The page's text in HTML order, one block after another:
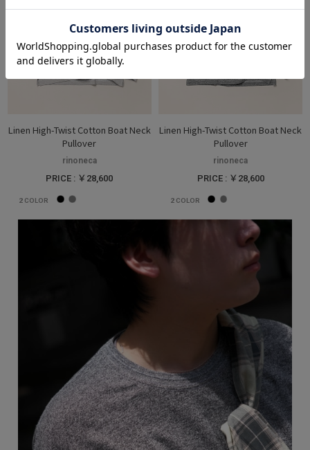
Linen High-Twist Cotton Boat Neck
Pullover
rinoneca
PRICE : ￥28,600
2 COLOR
Linen High-Twist Cotton Boat Neck
Pullover
rinoneca
PRICE : ￥28,600
2COLOR